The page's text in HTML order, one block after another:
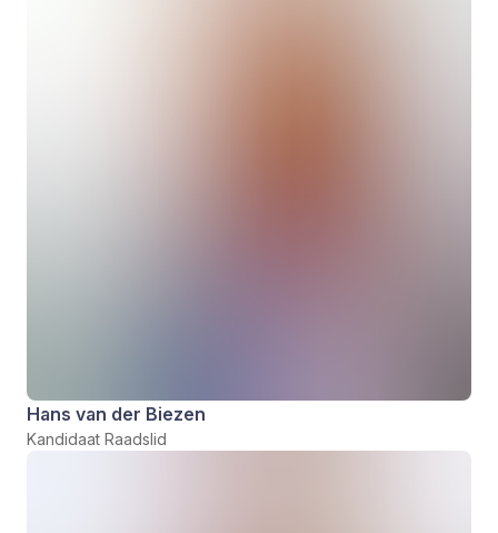
Hans van der Biezen
Kandidaat Raadslid